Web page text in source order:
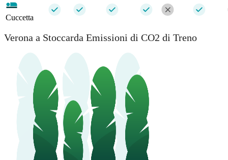
Cuccetta
Verona a Stoccarda Emissioni di CO2 di Treno